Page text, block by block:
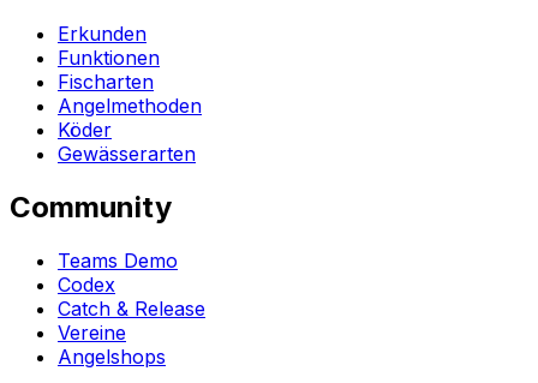
Erkunden
Funktionen
Fischarten
Angelmethoden
Köder
Gewässerarten
Community
Teams Demo
Codex
Catch & Release
Vereine
Angelshops